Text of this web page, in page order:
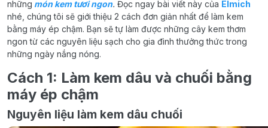
những món kem tươi ngon. Đọc ngay bài viết này của Elmich
nhé, chúng tôi sẽ giới thiệu 2 cách đơn giản nhất để làm kem
bằng máy ép chậm. Bạn sẽ tự làm được những cây kem thơm
ngon từ các nguyên liệu sạch cho gia đình thưởng thức trong
những ngày nắng nóng.
Cách 1: Làm kem dâu và chuối bằng
máy ép chậm
Nguyên liệu làm kem dâu chuối